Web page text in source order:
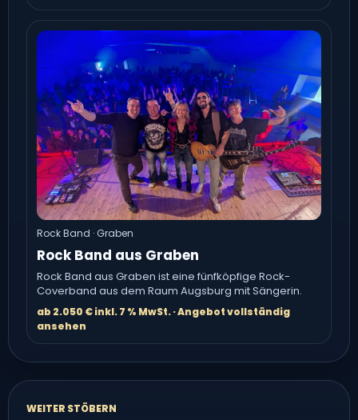
Rock Band · Graben
Rock Band aus Graben
Rock Band aus Graben ist eine fünfköpfige Rock-
Coverband aus dem Raum Augsburg mit Sängerin.
ab 2.050 € inkl. 7 % MwSt. · Angebot vollständig
ansehen
WEITER STÖBERN